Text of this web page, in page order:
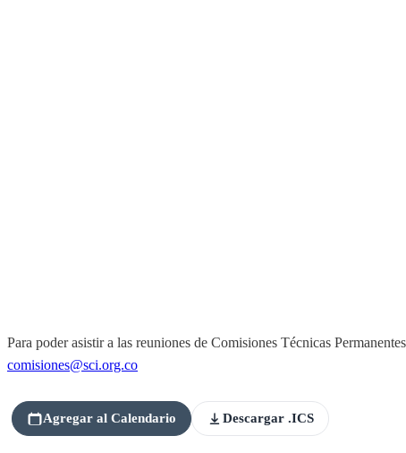
Para poder asistir a las reuniones de Comisiones Técnicas
comisiones@sci.org.co
Agregar al Calendario Descargar .ICS